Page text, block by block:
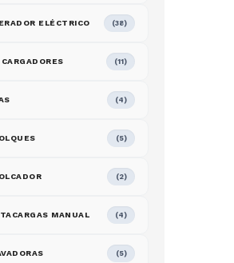
ELÉCTRICO (38)
(11)
(4)
(5)
(2)
MANUAL (4)
(5)